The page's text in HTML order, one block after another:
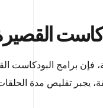
فإن برامج البودكاست
يجبر تقليص مدة